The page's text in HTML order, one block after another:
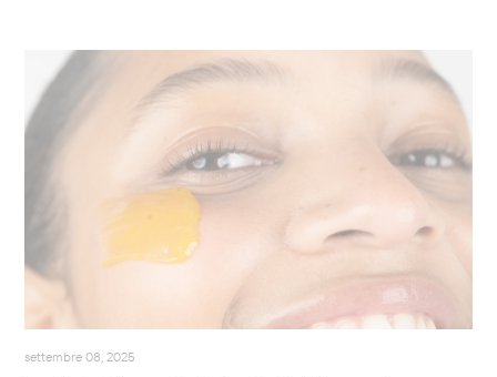
settembre 08, 2025